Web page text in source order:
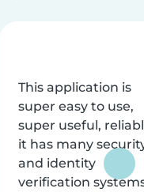
This application is
super easy to use,
super useful,
it has many
and identity
verification